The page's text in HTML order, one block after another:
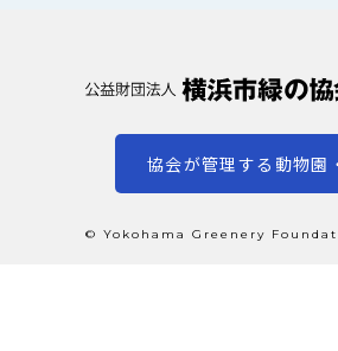
協会が管理する動物園
© Yokohama Greenery